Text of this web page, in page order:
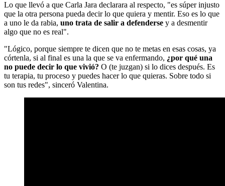
Lo que llevó a que Carla Jara declarara al respecto, "es súper injusto
que la otra persona pueda decir lo que quiera y mentir. Eso es lo que
a uno le da rabia, uno trata de salir a defenderse y a desmentir
algo que no es real".
"Lógico, porque siempre te dicen que no te metas en esas cosas, ya
córtenla, si al final es una la que se va enfermando, ¿por qué una
no puede decir lo que vivió? O (te juzgan) si lo dices después. Es
tu terapia, tu proceso y puedes hacer lo que quieras. Sobre todo si
son tus redes", sinceró Valentina.